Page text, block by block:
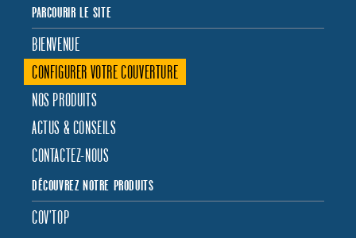
PARCOURIR LE SITE
BIENVENUE
CONFIGURER VOTRE COUVERTURE
NOS PRODUITS
ACTUS & CONSEILS
CONTACTEZ-NOUS
DÉCOUVREZ NOTRE PRODUITS
COV’TOP